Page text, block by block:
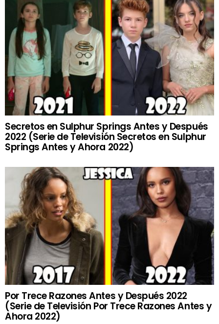
Secretos en Sulphur Springs Antes y Después
2022 (Serie de Televisión Secretos en Sulphur
Springs Antes y Ahora 2022)
Por Trece Razones Antes y Después 2022
(Serie de Televisión Por Trece Razones Antes y
Ahora 2022)